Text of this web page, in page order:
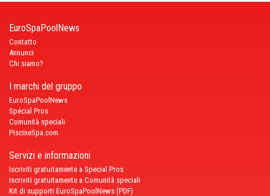
EuroSpaPoolNews
Contatto
Annunci
Chi siamo?
I marchi del gruppo
EuroSpaPoolNews
Spécial Pros
Comunità speciali
PiscineSpa.com
Servizi e informazioni
Iscriviti gratuitamente a Special Pros
Iscriviti gratuitamente a Comunità speciali
Kit di supporti EuroSpaPoolNews (PDF)